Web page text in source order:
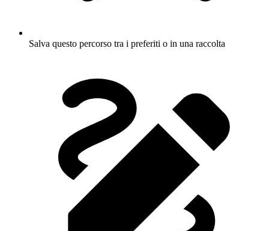
Salva questo percorso tra i preferiti o in una raccolta